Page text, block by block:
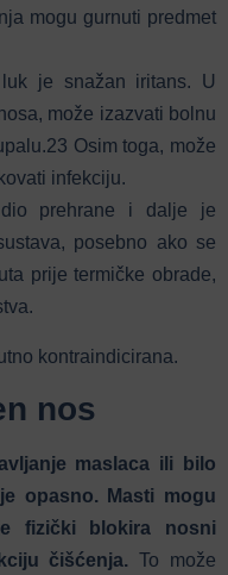
mogu gurnuti predmet
je snažan iritans. U
može izazvati bolnu
23 Osim toga, može
infekciju.
prehrane i dalje je
posebno ako se
prije termičke obrade,
kontraindicirana.
nos
maslaca ili bilo
opasno. Masti mogu
fizički blokira nosni
čišćenja.To može